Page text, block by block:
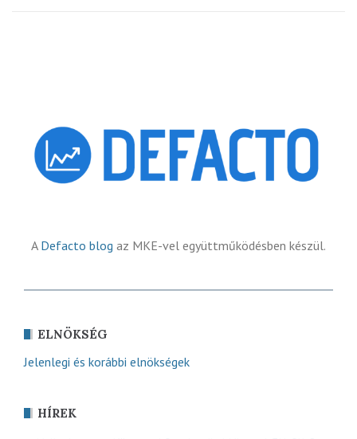
A Defacto blog az MKE-vel együttműködésben készül.
ELNÖKSÉG
Jelenlegi és korábbi elnökségek
HÍREK